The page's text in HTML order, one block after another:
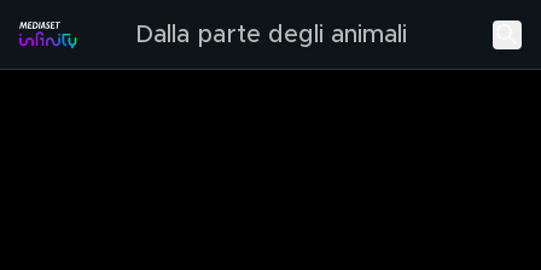
Dalla parte degli animali